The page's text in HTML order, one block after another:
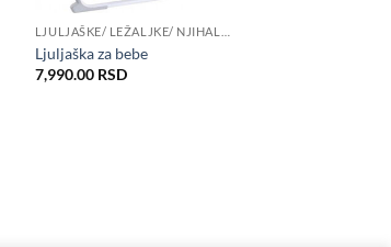
Ljuljaška za bebe
7,990.00 RSD